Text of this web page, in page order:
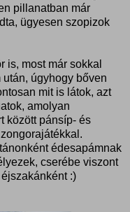
pillanatban már
ügyesen szopizok
is, most már sokkal
úgyhogy bőven
mit is látok, azt
amolyan
között pánsíp- és
édesapámnak
cserébe viszont
:)